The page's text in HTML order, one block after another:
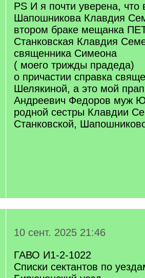
PS И я почти уверена, что
Шапошникова Клавдия
втором браке мещанка
Станковская Клавдия
священника Симеона
( моего трижды прадеда)
о причастии справка
Шелякиной, а это мой
Андреевич Федоров муж
родной сестры Клавдии
Станковской,
10 сент. 2025 21:46
ГАВО И1-2-1022
Списки сектантов по